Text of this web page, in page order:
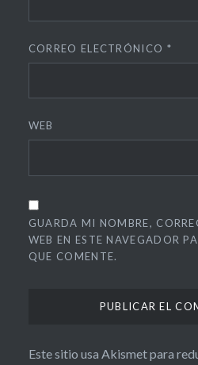
CORREO ELECTRÓNICO *
WEB
GUARDA MI NOMBRE,
WEB EN ESTE NAVEGADOR
QUE COMENTE.
Este sitio usa Akismet para